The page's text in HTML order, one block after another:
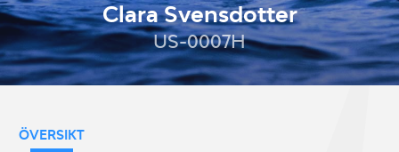
Clara Svensdotter
US-0007H
ÖVERSIKT